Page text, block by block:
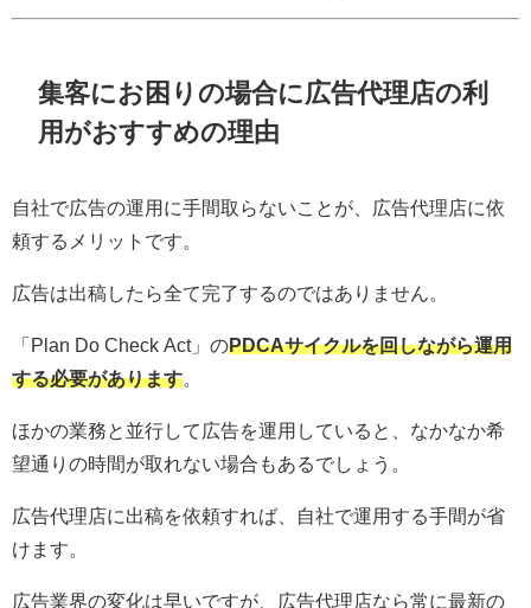
集客にお困りの場合に広告代理店の利
用がおすすめの理由
自社で広告の運用に手間取らないことが、広告代理店に依
頼するメリットです。
広告は出稿したら全て完了するのではありません。
「Plan Do Check Act」のPDCAサイクルを回しながら運用
する必要があります。
ほかの業務と並行して広告を運用していると、なかなか希
望通りの時間が取れない場合もあるでしょう。
広告代理店に出稿を依頼すれば、自社で運用する手間が省
けます。
広告業界の変化は早いですが、広告代理店なら常に最新の